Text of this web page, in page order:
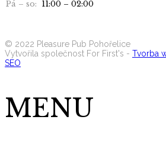
Pá – so: 11:00 – 02:00
© 2022 Pleasure Pub Pohořelice
Vytvořila společnost For First's - Tvorba
SEO
MENU